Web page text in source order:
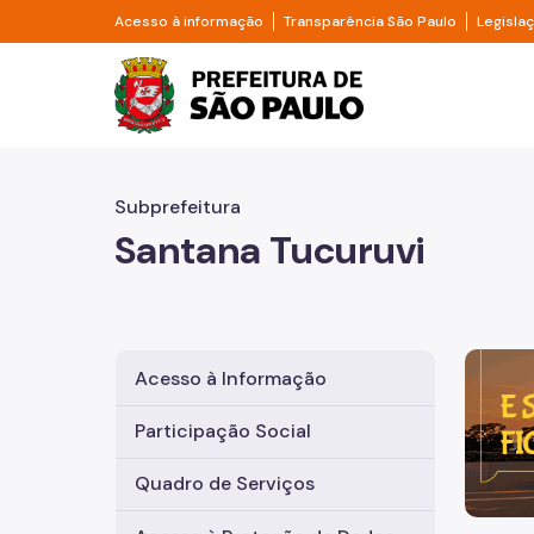
Pular para o Conteúdo principal
Acesso à informação Divisor de acesso à informação
Transparência São Paulo Divisor
Prefeitura de São
Subprefeitura
Santana Tucuruvi
Acesso à Informação
Participação Social
Quadro de Serviços